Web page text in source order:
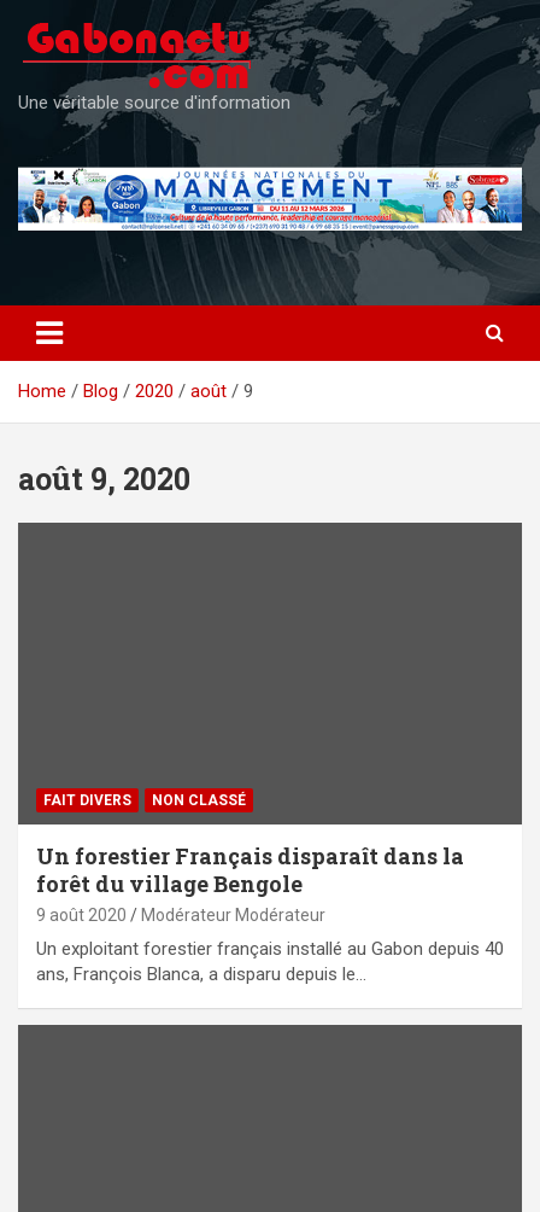
content
Une véritable source d'information
Home Blog 2020 août 9
août 9, 2020
FAIT DIVERS NON CLASSÉ
Un forestier Français disparaît dans la
forêt du village Bengole
9 août 2020 Modérateur Modérateur
Un exploitant forestier français installé au Gabon depuis 40
ans, François Blanca, a disparu depuis le…